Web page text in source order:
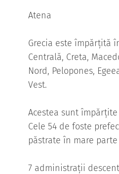
Atena
Grecia este împărțită
Centrală, Creta,
Nord, Pelopones,
Vest.
Acestea sunt
Cele 54 de foste
păstrate în mare
7 administrații